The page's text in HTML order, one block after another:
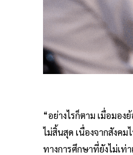
“อย่างไรก็ตาม เมื่อมอ
ไม่สิ้นสุด เนื่องจากสังคม
ทางการศึกษาที่ยังไม่เท่